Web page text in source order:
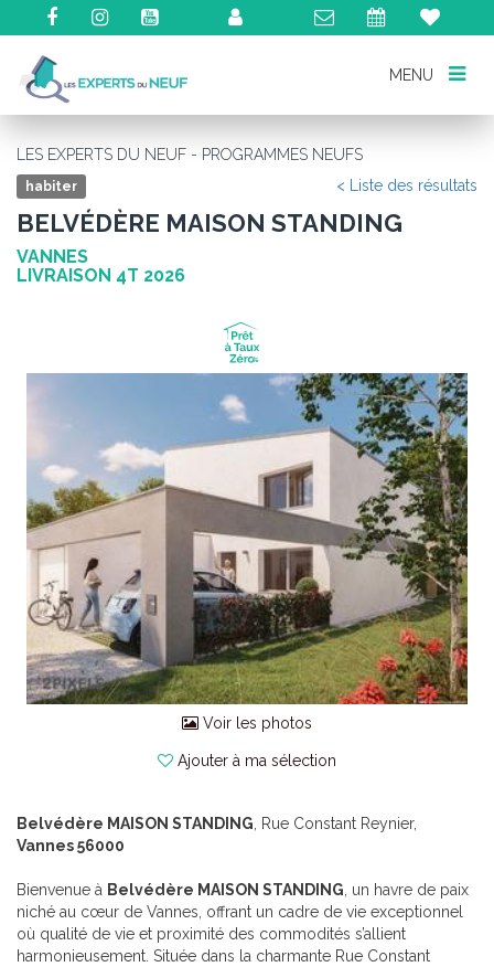
MENU
MENU
LES EXPERTS DU NEUF - PROGRAMMES NEUFS
habiter < Liste des résultats
BELVÉDÈRE MAISON STANDING
VANNES
LIVRAISON 4T 2026
Voir les photos
Ajouter à ma sélection
Belvédère MAISON STANDING, Rue Constant Reynier,
Vannes 56000
Bienvenue à Belvédère MAISON STANDING, un havre de paix
niché au cœur de Vannes, offrant un cadre de vie exceptionnel
où qualité de vie et proximité des commodités s’allient
harmonieusement. Située dans la charmante Rue Constant